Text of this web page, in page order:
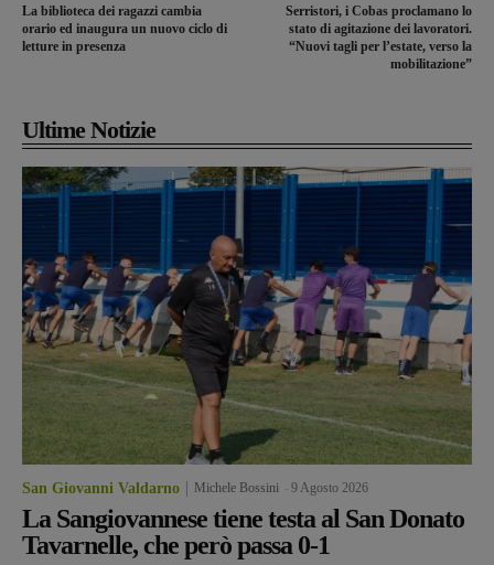
La biblioteca dei ragazzi cambia
orario ed inaugura un nuovo ciclo di
letture in presenza
Serristori, i Cobas proclamano lo
stato di agitazione dei lavoratori.
“Nuovi tagli per l’estate, verso la
mobilitazione”
Ultime Notizie
San Giovanni Valdarno Michele Bossini 9 Agosto 2026
La Sangiovannese tiene testa al San Donato
Tavarnelle, che però passa 0-1